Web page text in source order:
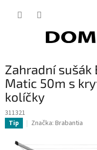
Zahradní
Matic 50m s
kolíčky
311321
Tip Značka: Brabantia